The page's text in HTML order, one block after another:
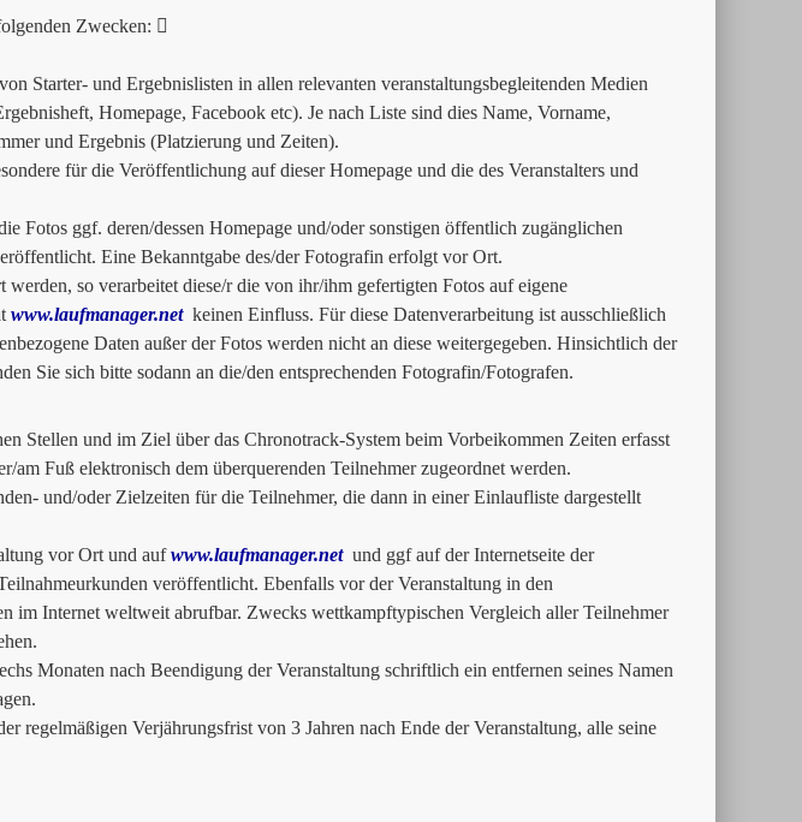
Zwecken: 
Starter- und Ergebnislisten in allen relevanten veranstaltungsbegleitenden Medien
Homepage, Facebook etc). Je nach Liste sind dies Name, Vorname,
und Ergebnis (Platzierung und Zeiten).
für die Veröffentlichung auf dieser Homepage und die des Veranstalters und
Fotos ggf. deren/dessen Homepage und/oder sonstigen öffentlich zugänglichen
Eine Bekanntgabe des/der Fotografin erfolgt vor Ort.
so verarbeitet diese/r die von ihr/ihm gefertigten Fotos auf eigene
www.laufmanager.netkeinen Einfluss. Für diese Datenverarbeitung ist ausschließlich
Daten außer der Fotos werden nicht an diese weitergegeben. Hinsichtlich der
Sie sich bitte sodann an die/den entsprechenden Fotografin/Fotografen.
Stellen und im Ziel über das Chronotrack-System beim Vorbeikommen Zeiten erfasst
am Fuß elektronisch dem überquerenden Teilnehmer zugeordnet werden.
und/oder Zielzeiten für die Teilnehmer, die dann in einer Einlaufliste dargestellt
vor Ort und aufwww.laufmanager.netund ggf auf der Internetseite der
veröffentlicht. Ebenfalls vor der Veranstaltung in den
im Internet weltweit abrufbar. Zwecks wettkampftypischen Vergleich aller Teilnehmer
Monaten nach Beendigung der Veranstaltung schriftlich ein entfernen seines Namen
regelmäßigen Verjährungsfrist von 3 Jahren nach Ende der Veranstaltung, alle seine